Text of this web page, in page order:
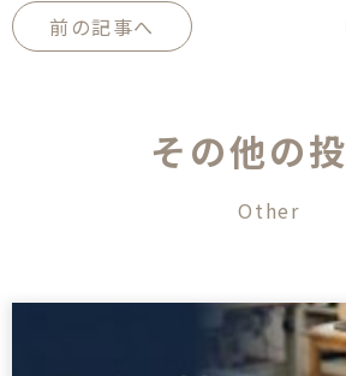
前の記事へ
その他の投
Other